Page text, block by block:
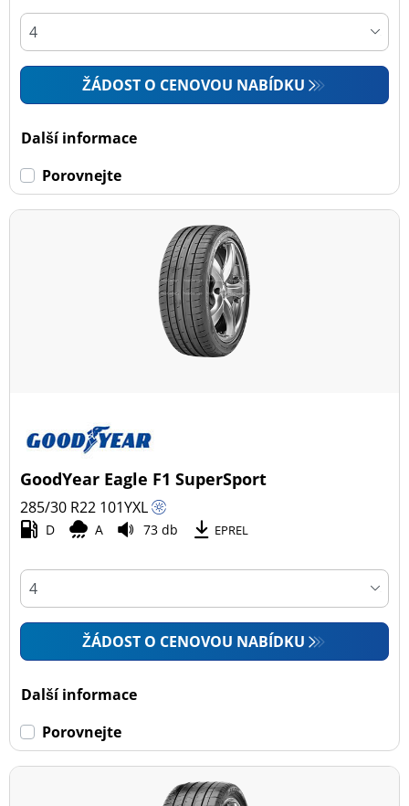
ŽÁDOST O CENOVOU NABÍDKU
Další informace
Porovnejte
GoodYear Eagle F1 SuperSport
285/30 R22 101YXL
D A 73 db EPREL
ŽÁDOST O CENOVOU NABÍDKU
Další informace
Porovnejte